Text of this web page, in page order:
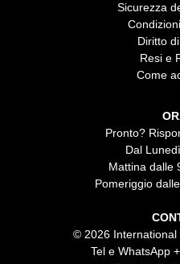
Sicurezza
Diritto
Resi e
Come
Pronto?
Dal
Mattina dalle
Pomeriggio
© 2026 International
Tel e WhatsApp